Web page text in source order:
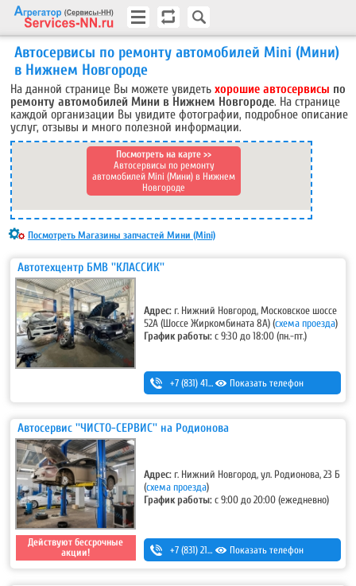
Автосервисы по ремонту автомобилей Mini (Мини)
в Нижнем Новгороде
На данной странице Вы можете увидетьхорошие автосервисы по
ремонту автомобилей Мини в Нижнем Новгороде. На странице
каждой организации Вы увидите фотографии, подробное описание
услуг, отзывы и много полезной информации.
Посмотреть на карте >>
Автосервисы по ремонту
автомобилей Mini (Мини) в Нижнем
Новгороде
Автотехцентр БМВ ''КЛАССИК''
Адрес: г. Нижний Новгород, Московское шоссе
52А (Шоссе Жиркомбината 8А)(схема проезда)
График работы:c 9:30 до 18:00 (пн.-пт.)
+7 (831) 413-70-86 ,+7 (831) 413-46-46
Показать телефон
Автосервис ''ЧИСТО-СЕРВИС'' на Родионова
Действуют бессрочные
акции!
Адрес: г. Нижний Новгород, ул. Родионова, 23 Б
(схема проезда)
График работы:с 9:00 до 20:00 (ежедневно)
+7 (831) 213-75-75 (доб. 1) Показать телефон
Посмотреть Магазины запчастей Мини (Mini)